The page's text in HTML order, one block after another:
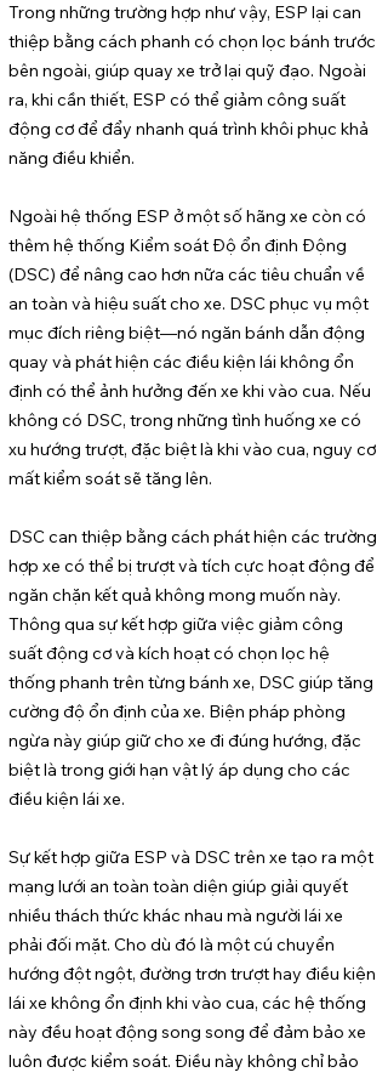
Trong những trường hợp như vậy, ESP lại can
thiệp bằng cách phanh có chọn lọc bánh trước
bên ngoài, giúp quay xe trở lại quỹ đạo. Ngoài
ra, khi cần thiết, ESP có thể giảm công suất
động cơ để đẩy nhanh quá trình khôi phục khả
năng điều khiển.
Ngoài hệ thống ESP ở một số hãng xe còn có
thêm hệ thống Kiểm soát Độ ổn định Động
(DSC) để nâng cao hơn nữa các tiêu chuẩn về
an toàn và hiệu suất cho xe. DSC phục vụ một
mục đích riêng biệt—nó ngăn bánh dẫn động
quay và phát hiện các điều kiện lái không ổn
định có thể ảnh hưởng đến xe khi vào cua. Nếu
không có DSC, trong những tình huống xe có
xu hướng trượt, đặc biệt là khi vào cua, nguy cơ
mất kiểm soát sẽ tăng lên.
DSC can thiệp bằng cách phát hiện các trường
hợp xe có thể bị trượt và tích cực hoạt động để
ngăn chặn kết quả không mong muốn này.
Thông qua sự kết hợp giữa việc giảm công
suất động cơ và kích hoạt có chọn lọc hệ
thống phanh trên từng bánh xe, DSC giúp tăng
cường độ ổn định của xe. Biện pháp phòng
ngừa này giúp giữ cho xe đi đúng hướng, đặc
biệt là trong giới hạn vật lý áp dụng cho các
điều kiện lái xe.
Sự kết hợp giữa ESP và DSC trên xe tạo ra một
mạng lưới an toàn toàn diện giúp giải quyết
nhiều thách thức khác nhau mà người lái xe
phải đối mặt. Cho dù đó là một cú chuyển
hướng đột ngột, đường trơn trượt hay điều kiện
lái xe không ổn định khi vào cua, các hệ thống
này đều hoạt động song song để đảm bảo xe
luôn được kiểm soát. Điều này không chỉ bảo